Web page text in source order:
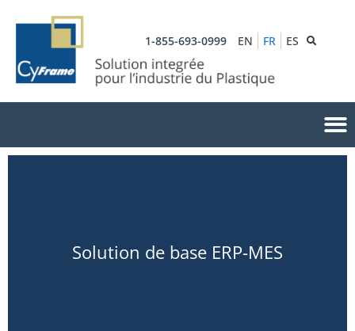
1-855-693-0999 EN FR ES
Solution de base ERP-MES